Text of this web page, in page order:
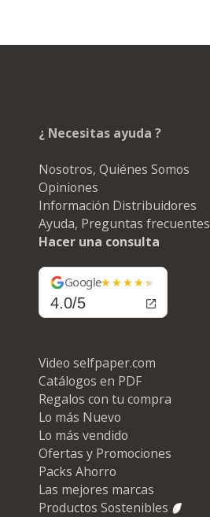
¿ Necesitas ayuda ?
Nosotros, Quiénes Somos
Opiniones
Información Distribuidores
Ayuda, Preguntas frecuentes
Hacer una consulta
Google
4.0/5
Video selfpaper.com
Catálogos en PDF
Regalos con tu compra
Lo más Nuevo
Lo más vendido
Ofertas y Promociones
Packs Ahorro
Las mejores marcas
Productos Sostenibles